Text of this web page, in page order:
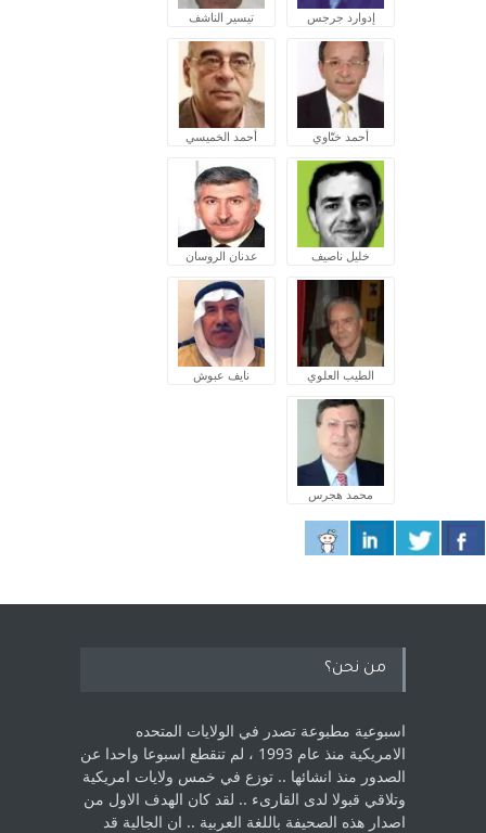
إدوارد جرجس تيسير الناشف
أحمد ختّاوي أحمد الخميسي
خليل ناصيف عدنان الروسان
الطيب العلوي نايف عبوش
محمد هجرس
من نحن؟
اسبوعية مطبوعة تصدر في الولايات المتحده
الامريكية منذ عام 1993 ، لم ‏تنقطع اسبوعا واحدا عن
الصدور منذ انشائها .. توزع في خمس ولايات امريكية
‏وتلاقي قبولا لدى القارىء ..‏ لقد كان الهدف الاول من
اصدار هذه الصحيفة باللغة العربية .. ان الجالية قد